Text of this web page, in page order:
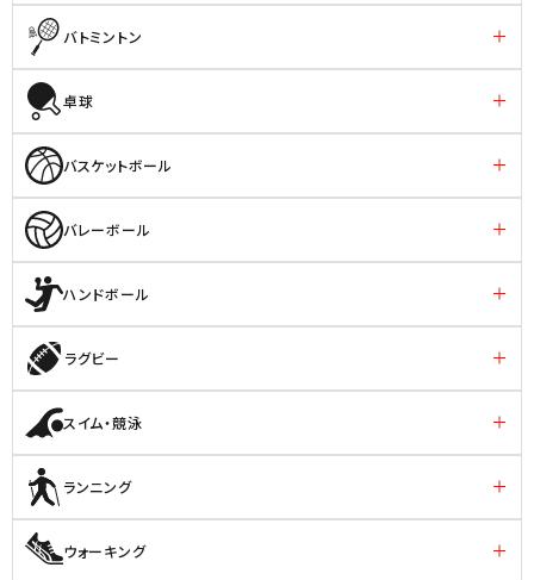
バトミントン
卓球
バスケットボール
バレーボール
ハンドボール
ラグビー
スイム・競泳
ランニング
ウォーキング